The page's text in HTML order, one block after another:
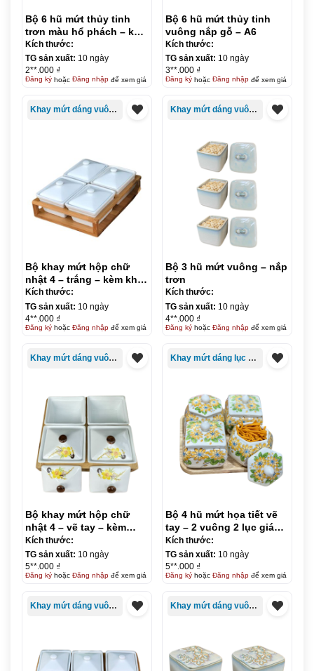
Bộ 6 hũ mứt thủy tinh
trơn màu hổ phách – kèm
khay
Kích thước:
TG sản xuất: 10 ngày
2**.000 ₫
Đăng kýhoặc Đăng nhậpđể xem giá
Bộ 6 hũ mứt thủy tinh
vuông nắp gỗ – A6
Kích thước:
TG sản xuất: 10 ngày
3**.000 ₫
Đăng kýhoặc Đăng nhậpđể xem giá
Khay mứt dáng vuông/chữ nhật
Bộ khay mứt hộp chữ
nhật 4 – trắng – kèm khay
gỗ
Kích thước:
TG sản xuất: 10 ngày
4**.000 ₫
Đăng kýhoặc Đăng nhậpđể xem giá
Khay mứt dáng vuông/chữ nhật
Bộ 3 hũ mứt vuông – nắp
trơn
Kích thước:
TG sản xuất: 10 ngày
4**.000 ₫
Đăng kýhoặc Đăng nhậpđể xem giá
Khay mứt dáng vuông/chữ nhật
Bộ khay mứt hộp chữ
nhật 4 – vẽ tay – kèm
khay gỗ
Kích thước:
TG sản xuất: 10 ngày
5**.000 ₫
Đăng kýhoặc Đăng nhậpđể xem giá
Khay mứt dáng lục giác
Bộ 4 hũ mứt họa tiết vẽ
tay – 2 vuông 2 lục giác-
kèm khay gỗ (1)
Kích thước:
TG sản xuất: 10 ngày
5**.000 ₫
Đăng kýhoặc Đăng nhậpđể xem giá
Khay mứt dáng vuông/chữ nhật Khay mứt dáng vuông/chữ nhật